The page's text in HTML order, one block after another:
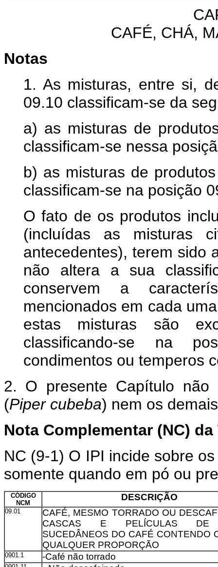
CAFÉ, CHÁ,
Notas
1. As misturas, entre si,
09.10 classificam-se da
a) as misturas de
classificam-se nessa
b) as misturas de
classificam-se na posição
O fato de os produtos
(incluídas as misturas
antecedentes), terem sido
não altera a sua
conservem a
mencionados em cada
estas misturas são
classificando-se na
condimentos ou temperos
2. O presente Capítulo não
(Piper cubeba) nem os
Nota Complementar (NC) da
NC (9-1) O IPI incide sobre
somente quando em pó ou
CÓDIGO
NCM
DESCRIÇÃO
09.01
CAFÉ, MESMO TORRADO OU
CASCAS E PELÍCULAS DE
SUCEDÂNEOS DO CAFÉ CONTENDO
QUALQUER PROPORÇÃO
0901.1 -Café não torrado